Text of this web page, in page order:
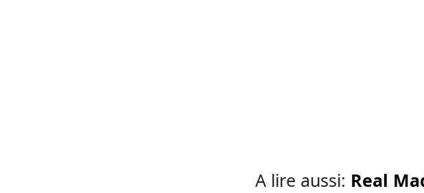
A lire aussi: Real